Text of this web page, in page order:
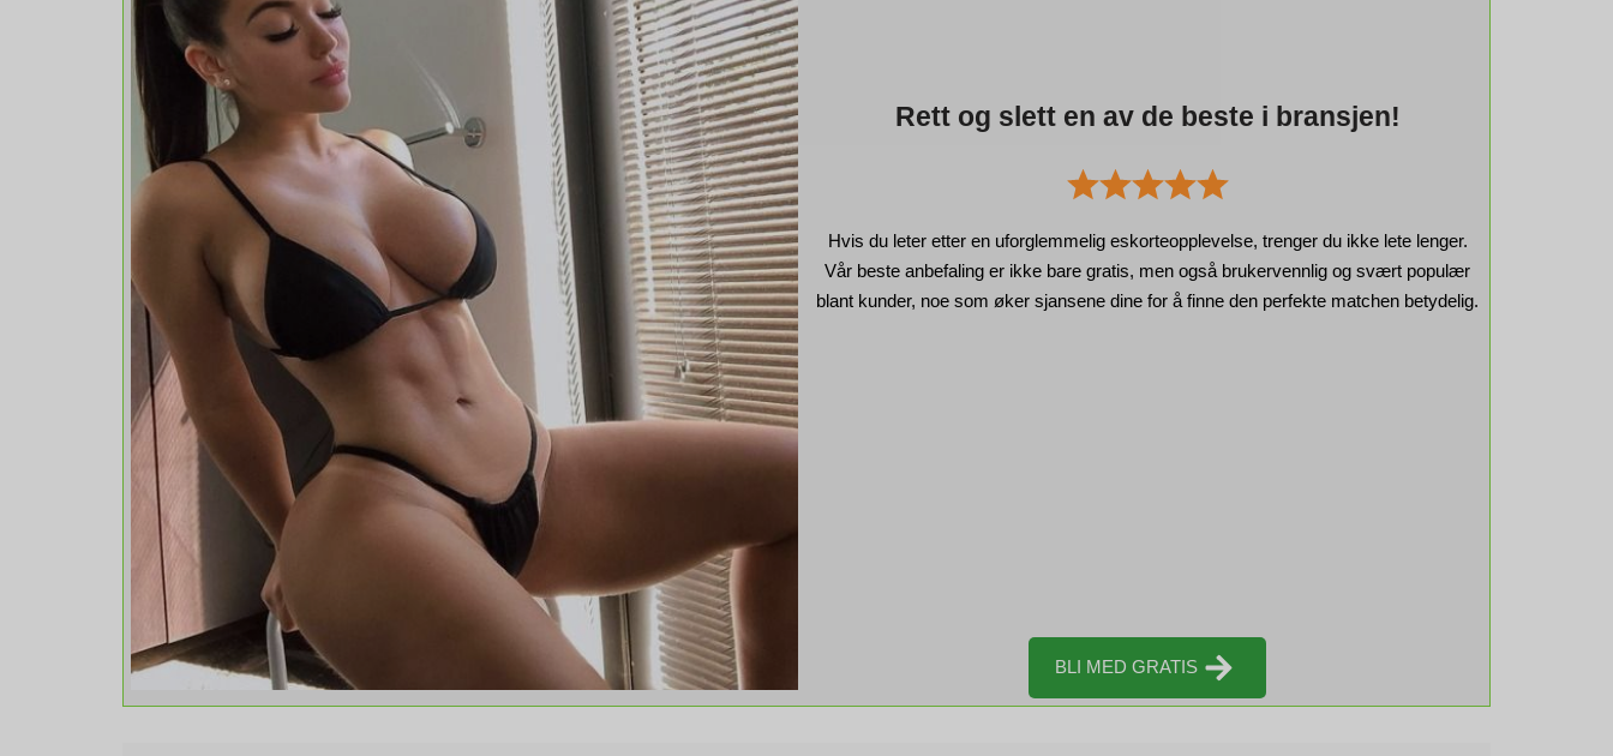
Rett og slett en av de beste i bransjen!
Hvis du leter etter en uforglemmelig eskorteopplevelse, trenger du ikke lete lenger.
Vår beste anbefaling er ikke bare gratis, men også brukervennlig og svært populær
blant kunder, noe som øker sjansene dine for å finne den perfekte matchen betydelig.
BLI MED GRATIS